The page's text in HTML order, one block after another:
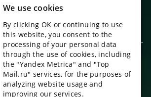
ENGLISH
UKRAINIAN
PORTUGUESE
SPANISH
We use cookies
By clicking OK or continuing to use
this website, you consent to the
processing of your personal data
through the use of cookies, including
the "Yandex Metrica" and "Top
Mail.ru" services, for the purposes of
analyzing website usage and
improving our services.